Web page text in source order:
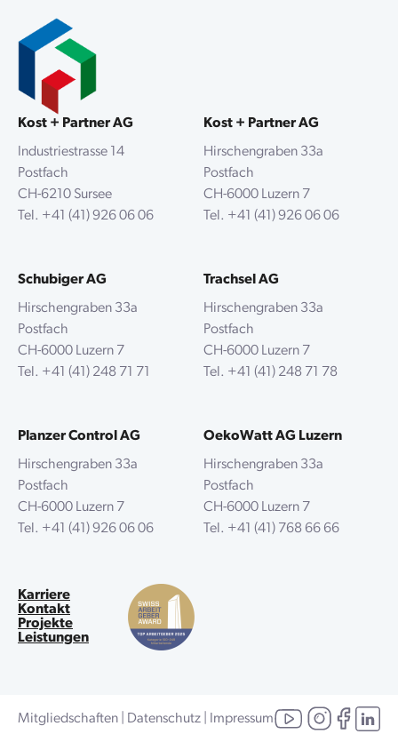
Kost + Partner AG
Industriestrasse 14
Postfach
CH-6210 Sursee
Tel. +41 (41) 926 06 06
Kost + Partner AG
Hirschengraben 33a
Postfach
CH-6000 Luzern 7
Tel. +41 (41) 926 06 06
Schubiger AG
Hirschengraben 33a
Postfach
CH-6000 Luzern 7
Tel. +41 (41) 248 71 71
Trachsel AG
Hirschengraben 33a
Postfach
CH-6000 Luzern 7
Tel. +41 (41) 248 71 78
Planzer Control AG
Hirschengraben 33a
Postfach
CH-6000 Luzern 7
Tel. +41 (41) 926 06 06
OekoWatt AG Luzern
Hirschengraben 33a
Postfach
CH-6000 Luzern 7
Tel. +41 (41) 768 66 66
Karriere
Kontakt
Projekte
Leistungen
Mitgliedschaften Datenschutz Impressum